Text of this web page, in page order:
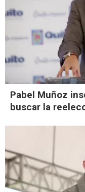
Pabel Muñoz
buscar la